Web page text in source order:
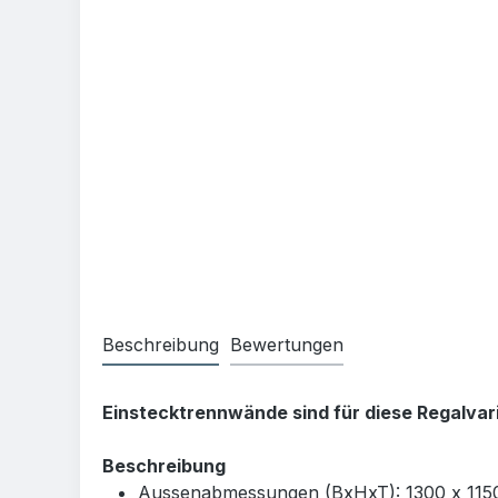
Beschreibung Bewertungen
Einstecktrennwände sind für diese
Beschreibung
Aussenabmessungen (BxHxT): 1300 x